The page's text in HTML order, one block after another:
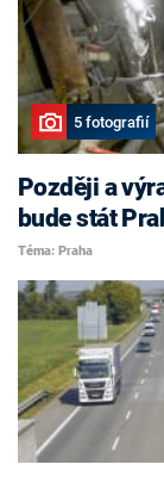
5 fotografií
Později a
bude stát
Téma: Praha